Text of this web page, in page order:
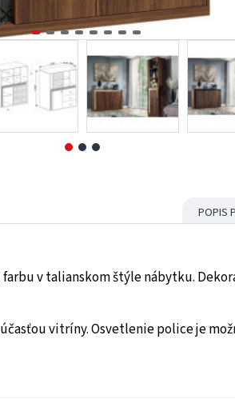
POPIS
v talianskom štýle nábytku.
vitríny. Osvetlenie police je